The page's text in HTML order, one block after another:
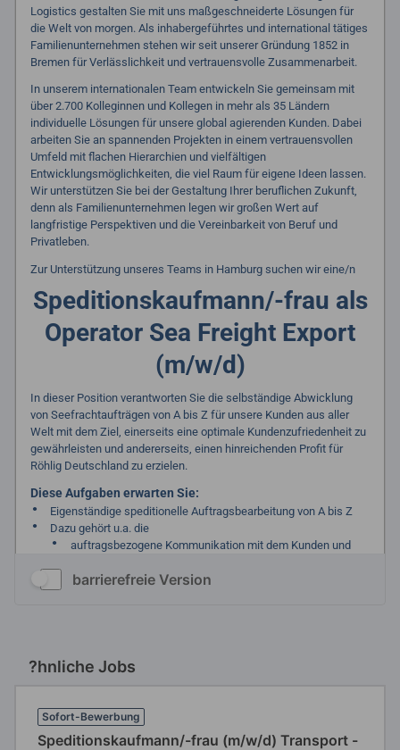
barrierefreie Version
?hnliche Jobs
Sofort-Bewerbung
Speditionskaufmann/-frau (m/w/d) Transport -